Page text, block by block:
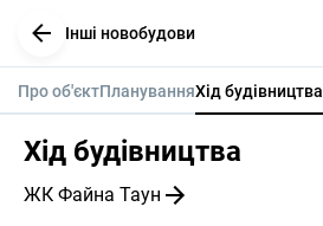
Інші новобудови
Про об'єктПлануванняХід будівництва
Хід будівництва
ЖК Файна Таун